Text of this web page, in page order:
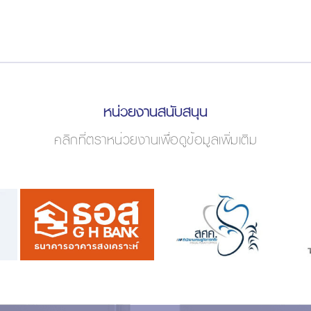
หน่วยงานสนับสนุน
คลิกที่ตราหน่วยงานเพื่อดูข้อมูลเพิ่มเติม